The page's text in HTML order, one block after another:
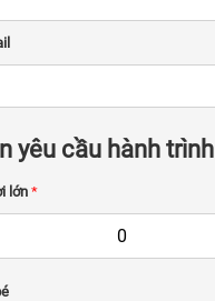
yêu cầu hành trình
lớn *